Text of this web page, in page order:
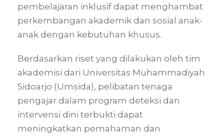
pembelajaran inklusif dapat menghambat
perkembangan akademik dan sosial anak-
anak dengan kebutuhan khusus.
Berdasarkan riset yang dilakukan oleh tim
akademisi dari Universitas Muhammadiyah
Sidoarjo (Umsida), pelibatan tenaga
pengajar dalam program deteksi dan
intervensi dini terbukti dapat
meningkatkan pemahaman dan